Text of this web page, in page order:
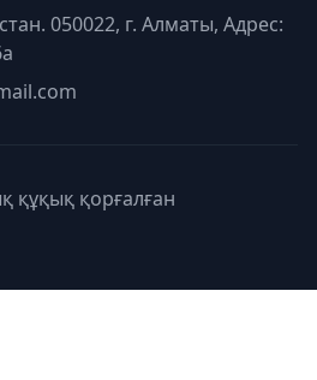
050022, г. Алматы, Адрес:
құқық қорғалған